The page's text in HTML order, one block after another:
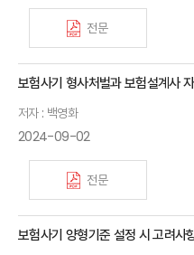
전문
보험사기 형사처벌과 보험설계사
저자 : 백영화
2024-09-02
전문
보험사기 양형기준 설정 시 고려사